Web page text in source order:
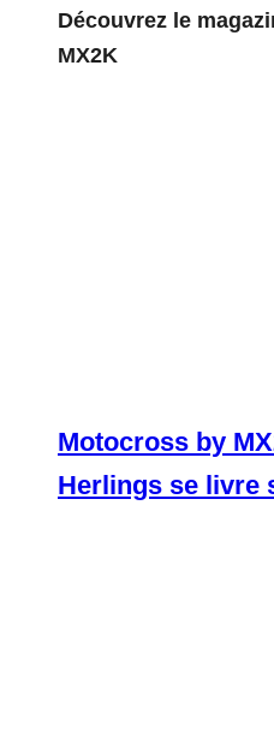
Découvrez le
MX2K
Motocross by
Herlings se livre